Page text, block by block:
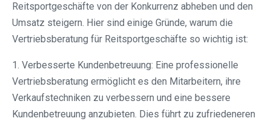
Reitsportgeschäfte von der Konkurrenz abheben und den
Umsatz steigern. Hier sind einige Gründe, warum die
Vertriebsberatung für Reitsportgeschäfte so wichtig ist:
1. Verbesserte Kundenbetreuung: Eine professionelle
Vertriebsberatung ermöglicht es den Mitarbeitern, ihre
Verkaufstechniken zu verbessern und eine bessere
Kundenbetreuung anzubieten. Dies führt zu zufriedeneren